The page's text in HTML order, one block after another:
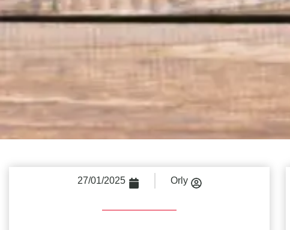
Orly
27/01/2025